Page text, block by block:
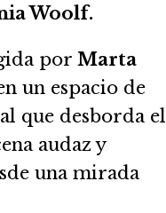
Woolf.
por Marta
un espacio de
que desborda el
audaz y
una mirada